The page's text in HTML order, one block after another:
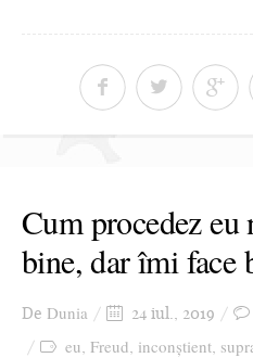
Cum procedez eu
bine, dar îmi face
De Dunia 24 iul., 2019
eu Freud inconștient